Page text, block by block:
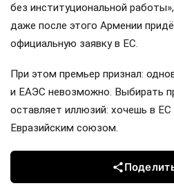
без институциональной
даже после этого Армении
официальную заявку в ЕС.
При этом премьер признал:
и ЕАЭС невозможно. Выбирать
оставляет иллюзий: хочешь в
Евразийским союзом.